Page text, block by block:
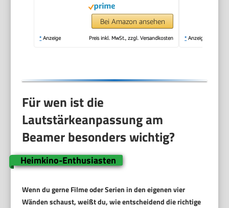
Bluetooth Full HD
1080P Outdoor
Deckenmontage
Bei Amazon ansehen
* Anzeige Preis inkl. MwSt., zzgl. Versandkosten * Anzeige
Für wen ist die
Lautstärkeanpassung am
Beamer besonders wichtig?
Heimkino-Enthusiasten
Wenn du gerne Filme oder Serien in den eigenen vier
Wänden schaust, weißt du, wie entscheidend die richtige